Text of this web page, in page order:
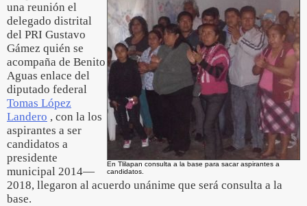
En Tlilapan consulta a la base para sacar aspirantes a
candidatos.
una reunión el
delegado distrital
del PRI Gustavo
Gámez quién se
acompaña de Benito
Aguas enlace del
diputado federal
Tomas López
Landero , con la los
aspirantes a ser
candidatos a
presidente
municipal 2014—
2018, llegaron al acuerdo unánime que será consulta a la
base.